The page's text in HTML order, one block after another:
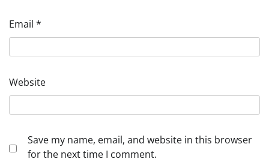
Email *
Website
Save my name, email, and website in this browser
for the next time I comment.